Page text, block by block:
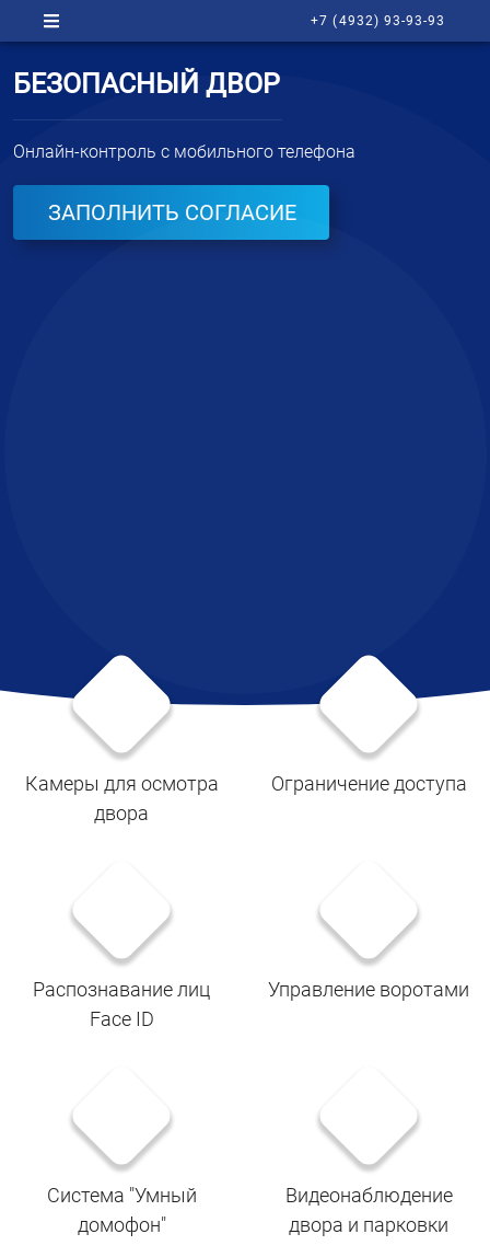
+7 (4932) 93-93-93
БЕЗОПАСНЫЙ ДВОР
Онлайн-контроль с мобильного телефона
ЗАПОЛНИТЬ СОГЛАСИЕ
Камеры для осмотра
двора
Ограничение доступа
Распознавание лиц
Face ID
Управление воротами
Система "Умный
домофон"
Видеонаблюдение
двора и парковки